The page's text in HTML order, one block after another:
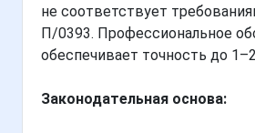
не соответствует
П/0393. Профессиональное
обеспечивает точность до
Законодательная основа: